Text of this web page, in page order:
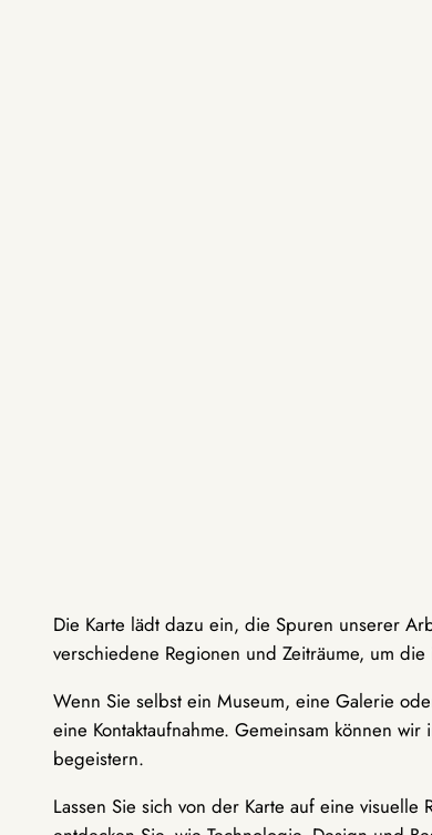
Die Karte lädt dazu ein, die Spuren unserer
verschiedene Regionen und Zeiträume, um
Wenn Sie selbst ein Museum, eine Galerie
eine Kontaktaufnahme. Gemeinsam können
begeistern.
Lassen Sie sich von der Karte auf eine